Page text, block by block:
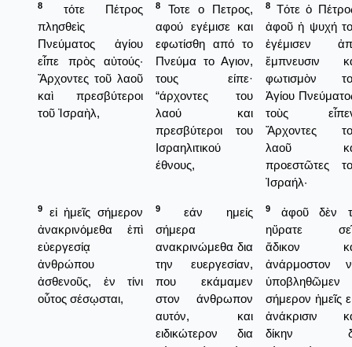
8
τότε Πέτρος
πλησθεὶς
Πνεύματος ἁγίου
εἶπε πρὸς αὐτούς·
Ἄρχοντες τοῦ λαοῦ
καὶ πρεσβύτεροι
τοῦ Ἰσραὴλ,
8
Τοτε ο Πετρος,
αφού εγέμισε και
εφωτίσθη από το
Πνεύμα το Αγιον,
τους είπε·
“άρχοντες του
λαού και
πρεσβύτεροι του
Ισραηλιτικού
έθνους,
8
Τότε ὁ
ἀφοῦ ἡ ψυχή
ἐγέμισεν
ἔμπνευσιν
φωτισμὸν
Ἁγίου
τοὺς
Ἄρχοντες
λαοῦ
προεστῶτες
Ἰσραήλ·
9
εἰ ἡμεῖς σήμερον
ἀνακρινόμεθα ἐπὶ
εὐεργεσίᾳ
ἀνθρώπου
ἀσθενοῦς, ἐν τίνι
οὗτος σέσῳσται,
9
εάν ημείς
σήμερα
ανακρινώμεθα δια
την ευεργεσίαν,
που εκάμαμεν
στον άνθρωπον
αυτόν, και
ειδικώτερον δια
9
ἀφοῦ δὲν
ηὕρατε
ἄδικον
ἀνάρμοστον
ὑποβληθῶμεν
σήμερον ἡμεῖς
ἀνάκρισιν
δίκην